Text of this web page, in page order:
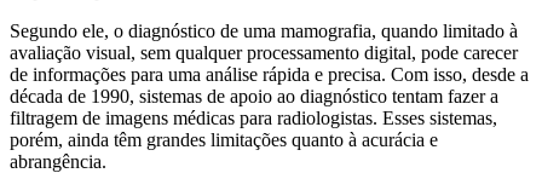
Segundo ele, o diagnóstico de uma mamografia, quando limitado à
avaliação visual, sem qualquer processamento digital, pode carecer
de informações para uma análise rápida e precisa. Com isso, desde a
década de 1990, sistemas de apoio ao diagnóstico tentam fazer a
filtragem de imagens médicas para radiologistas. Esses sistemas,
porém, ainda têm grandes limitações quanto à acurácia e
abrangência.